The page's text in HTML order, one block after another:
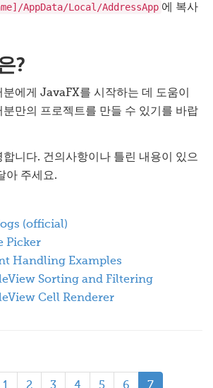
AppData/Local/AddressApp 에 복사
?
에게 JavaFX를 시작하는 데 도움이
만의 프로젝트를 만들 수 있기를 바랍
니다. 건의사항이나 틀린 내용이 있으
아 주세요.
(official)
Picker
Handling Examples
Sorting and Filtering
Cell Renderer
1 2 3 4 5 6 7